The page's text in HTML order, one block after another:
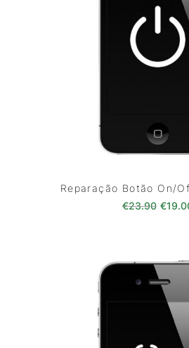
Reparação Botão On/
€23.90 O
€